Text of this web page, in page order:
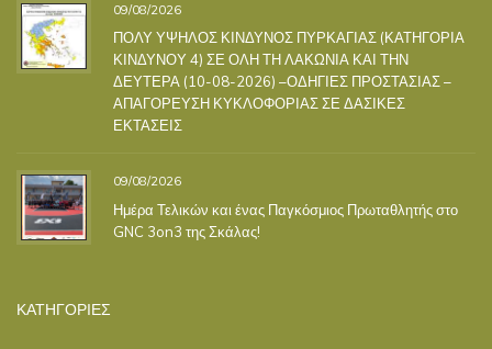
09/08/2026
ΠΟΛΥ ΥΨΗΛΟΣ ΚΙΝΔΥΝΟΣ ΠΥΡΚΑΓΙΑΣ (ΚΑΤΗΓΟΡΙΑ
ΚΙΝΔΥΝΟΥ 4) ΣΕ ΟΛΗ ΤΗ ΛΑΚΩΝΙΑ ΚΑΙ ΤΗΝ
ΔΕΥΤΕΡΑ (10-08-2026) –ΟΔΗΓΙΕΣ ΠΡΟΣΤΑΣΙΑΣ –
ΑΠΑΓΟΡΕΥΣΗ ΚΥΚΛΟΦΟΡΙΑΣ ΣΕ ΔΑΣΙΚΕΣ
ΕΚΤΑΣΕΙΣ
09/08/2026
Ημέρα Τελικών και ένας Παγκόσμιος Πρωταθλητής στο
GNC 3on3 της Σκάλας!
ΚΑΤΗΓΟΡΙΕΣ